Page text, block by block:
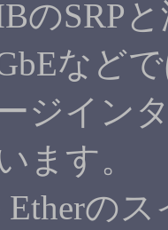
のSRP
など
ジイン
ます。
の